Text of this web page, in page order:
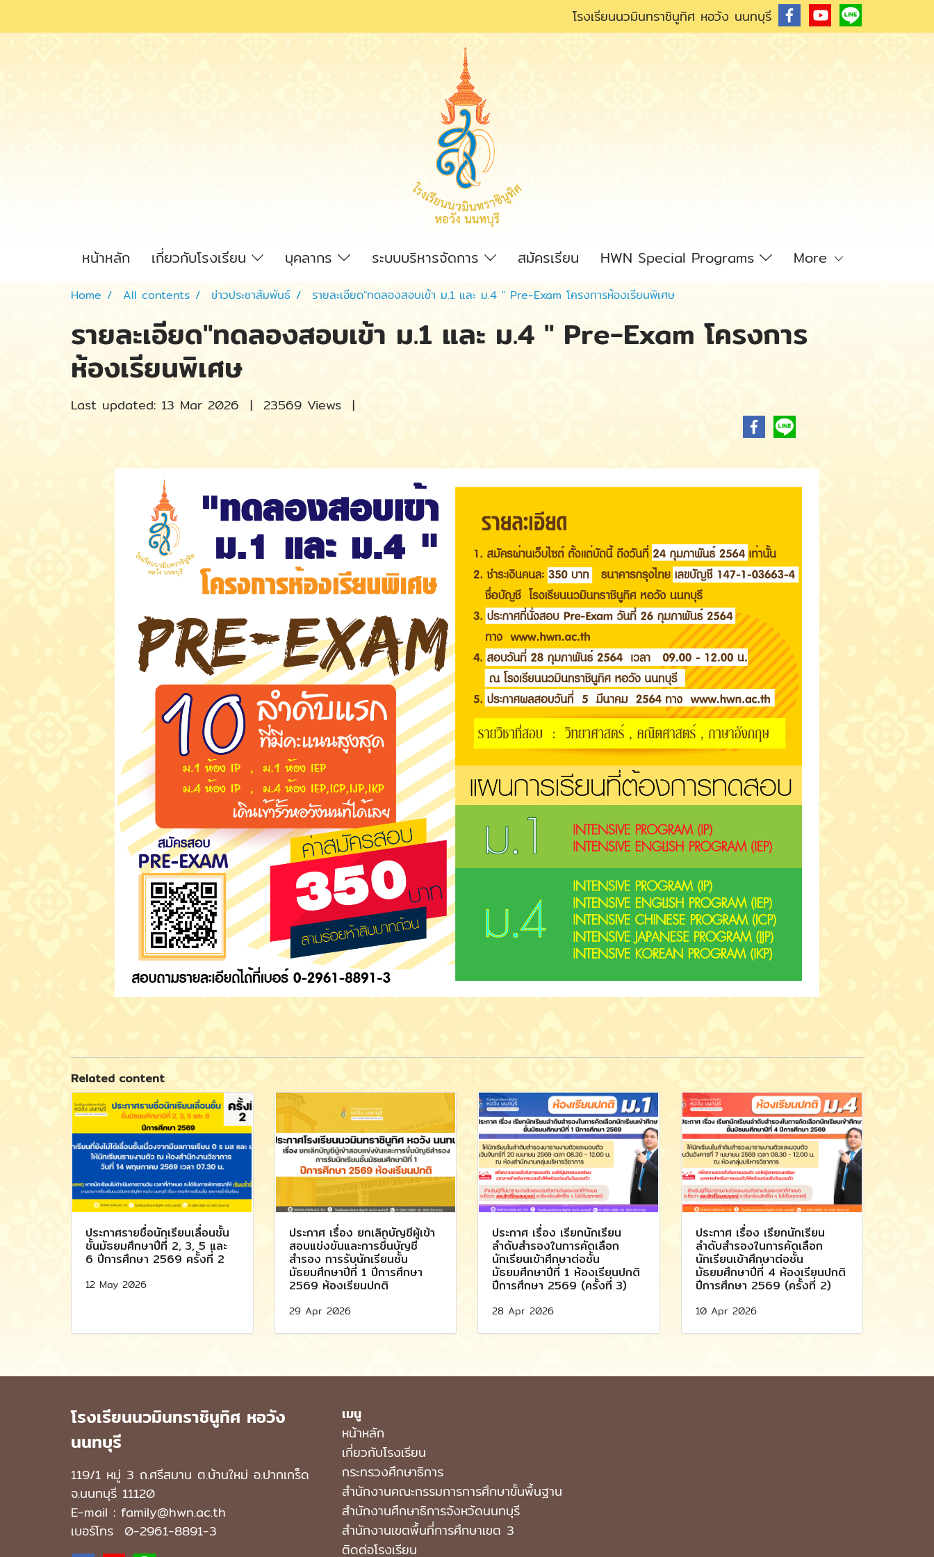
โรงเรียนนวมินทราชินูทิศ หอวัง นนทบุรี
หน้าหลัก เกี่ยวกับโรงเรียน บุคลากร ระบบบริหารจัดการ สมัครเรียน HWN Special Programs More
Home All contents ข่าวประชาสัมพันธ์ รายละเอียด"ทดลองสอบเข้า ม.1 และ ม.4 " Pre-Exam โครงการห้องเรียนพิเศษ
รายละเอียด"ทดลองสอบเข้า ม.1 และ ม.4 " Pre-Exam โครงการ
ห้องเรียนพิเศษ
Last updated: 13 Mar 2026 | 23569 Views |
Related content
ประกาศรายชื่อนักเรียนเลื่อนชั้น
ชั้นมัธยมศึกษาปีที่ 2, 3, 5 และ
6 ปีการศึกษา 2569 ครั้งที่ 2
12 May 2026
ประกาศ เรื่อง ยกเลิกบัญชีผู้เข้า
สอบแข่งขันและการขึ้นบัญชี
สำรอง การรับนักเรียนชั้น
มัธยมศึกษาปีที่ 1 ปีการศึกษา
2569 ห้องเรียนปกติ
29 Apr 2026
ประกาศ เรื่อง เรียกนักเรียน
ลำดับสำรองในการคัดเลือก
นักเรียนเข้าศึกษาต่อชั้น
มัธยมศึกษาปีที่ 1 ห้องเรียนปกติ
ปีการศึกษา 2569 (ครั้งที่ 3)
28 Apr 2026
ประกาศ เรื่อง เรียกนักเรียน
ลำดับสำรองในการคัดเลือก
นักเรียนเข้าศึกษาต่อชั้น
มัธยมศึกษาปีที่ 4 ห้องเรียนปกติ
ปีการศึกษา 2569 (ครั้งที่ 2)
10 Apr 2026
โรงเรียนนวมินทราชินูทิศ หอวัง
นนทบุรี
119/1 หมู่ 3 ถ.ศรีสมาน ต.บ้านใหม่ อ.ปากเกร็ด
จ.นนทบุรี 11120
E-mail : family@hwn.ac.th
เบอร์โทร 0-2961-8891-3
เมนู
หน้าหลัก
เกี่ยวกับโรงเรียน
กระทรวงศึกษาธิการ
สำนักงานคณะกรรมการการศึกษาขั้นพื้นฐาน
สำนักงานศึกษาธิการจังหวัดนนทบุรี
สำนักงานเขตพื้นที่การศึกษาเขต 3
ติดต่อโรงเรียน